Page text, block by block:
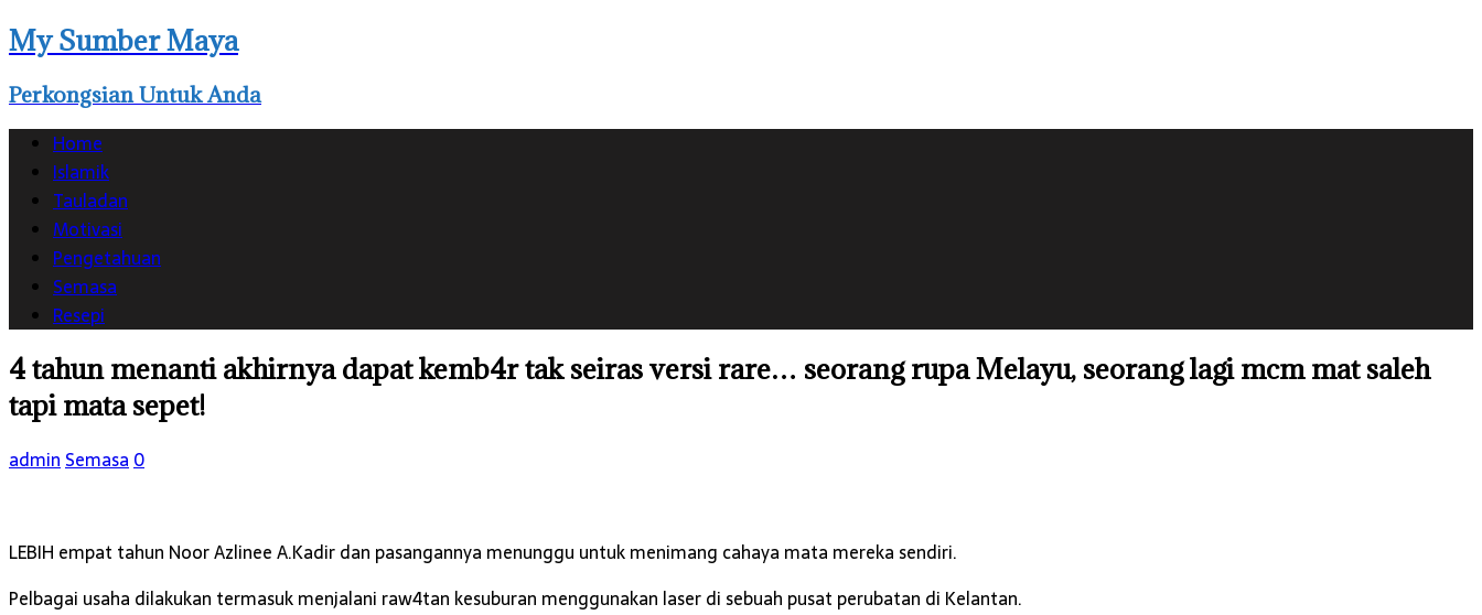
My Sumber Maya
Perkongsian Untuk Anda
Home
Islamik
Tauladan
Motivasi
Pengetahuan
Semasa
Resepi
4 tahun menanti akhirnya dapat kemb4r tak seiras versi rare… seorang rupa Melayu, seorang lagi mcm mat saleh
tapi mata sepet!
adminSemasa0
LEBIH empat tahun Noor Azlinee A.Kadir dan pasangannya menunggu untuk menimang cahaya mata mereka sendiri.
Pelbagai usaha dilakukan termasuk menjalani raw4tan kesuburan menggunakan laser di sebuah pusat perubatan di Kelantan.